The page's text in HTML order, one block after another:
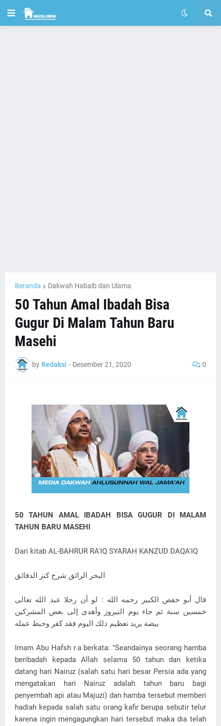
Beranda Dakwah Habaib dan Ulama
50 Tahun Amal Ibadah Bisa
Gugur Di Malam Tahun Baru
Masehi
by Redaksi - Desember 21, 2020 0
50 TAHUN AMAL IBADAH BISA GUGUR DI MALAM
TAHUN BARU MASEHI
Dari kitab AL-BAHRUR RA'IQ SYARAH KANZUD DAQA'IQ
البحر الرائق شرح كنز الدقائق
قال أبو حفص الكبير رحمه الله : لو أن رجلا عبد الله تعالى
خمسين سنة ثم جاء يوم النيروز وأهدى إلى بعض المشركين
بيضة يريد تعظيم ذلك اليوم فقد كفر وحبط عمله
Imam Abu Hafsh r.a berkata: "Seandainya seorang hamba
beribadah kepada Allah selama 50 tahun dan ketika
datang hari Nairuz (salah satu hari besar Persia ada yang
mengatakan hari Nairuz adalah tahun baru bagi
penyembah api atau Majuzi) dan hamba tersebut memberi
hadiah kepada salah satu orang kafir berupa sebutir telur
karena ingin mengagungkan hari tersebut maka dia telah